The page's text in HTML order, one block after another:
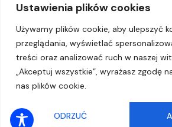
Ustawienia plików cookies
Używamy plików cookie, aby ulepszyć
przeglądania, wyświetlać
treści oraz analizować ruch w naszej
„Akceptuj wszystkie”, wyrażasz zgodę
nas plików cookie.
ODRZUĆ
Lista przebojów
Kontakt